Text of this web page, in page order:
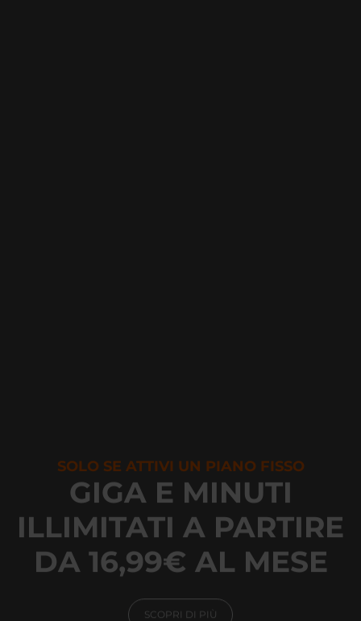
SOLO SE ATTIVI UN PIANO FISSO
GIGA E MINUTI
ILLIMITATI A PARTIRE
DA 16,99€ AL MESE
SCOPRI DI PIÙ